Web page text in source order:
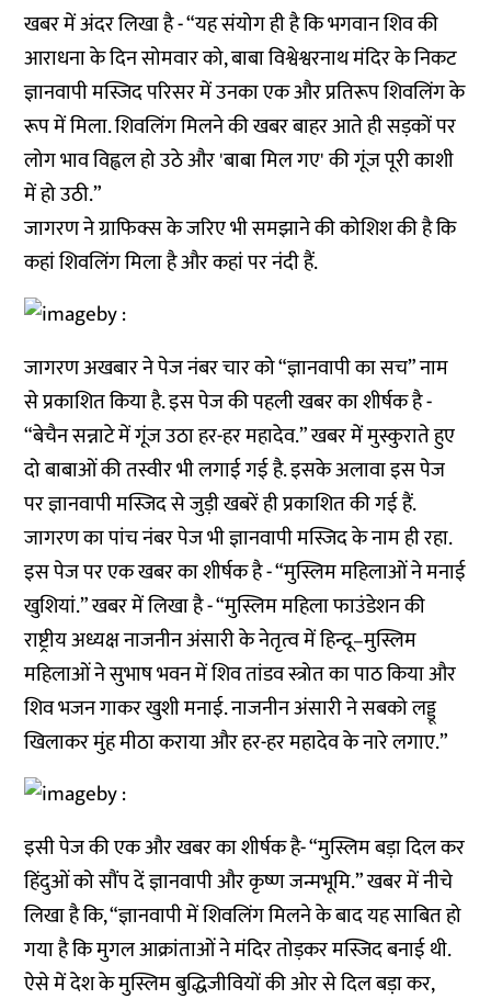
खबर में अंदर लिखा है - “यह संयोग ही है कि भगवान शिव की
आराधना के दिन सोमवार को, बाबा विश्वेश्वरनाथ मंदिर के निकट
ज्ञानवापी मस्जिद परिसर में उनका एक और प्रतिरूप शिवलिंग के
रूप में मिला. शिवलिंग मिलने की खबर बाहर आते ही सड़कों पर
लोग भाव विह्वल हो उठे और 'बाबा मिल गए' की गूंज पूरी काशी
में हो उठी.”
जागरण ने ग्राफिक्स के जरिए भी समझाने की कोशिश की है कि
कहां शिवलिंग मिला है और कहां पर नंदी हैं.
जागरण अखबार ने पेज नंबर चार को “ज्ञानवापी का सच” नाम
से प्रकाशित किया है. इस पेज की पहली खबर का शीर्षक है -
“बेचैन सन्नाटे में गूंज उठा हर-हर महादेव.” खबर में मुस्कुराते हुए
दो बाबाओं की तस्वीर भी लगाई गई है. इसके अलावा इस पेज
पर ज्ञानवापी मस्जिद से जुड़ी खबरें ही प्रकाशित की गई हैं.
जागरण का पांच नंबर पेज भी ज्ञानवापी मस्जिद के नाम ही रहा.
इस पेज पर एक खबर का शीर्षक है - “मुस्लिम महिलाओं ने मनाई
खुशियां.” खबर में लिखा है - “मुस्लिम महिला फाउंडेशन की
राष्ट्रीय अध्यक्ष नाजनीन अंसारी के नेतृत्व में हिन्दू–मुस्लिम
महिलाओं ने सुभाष भवन में शिव तांडव स्त्रोत का पाठ किया और
शिव भजन गाकर खुशी मनाई. नाजनीन अंसारी ने सबको लड्डू
खिलाकर मुंह मीठा कराया और हर-हर महादेव के नारे लगाए.”
इसी पेज की एक और खबर का शीर्षक है- “मुस्लिम बड़ा दिल कर
हिंदुओं को सौंप दें ज्ञानवापी और कृष्ण जन्मभूमि.” खबर में नीचे
लिखा है कि, “ज्ञानवापी में शिवलिंग मिलने के बाद यह साबित हो
गया है कि मुगल आक्रांताओं ने मंदिर तोड़कर मस्जिद बनाई थी.
ऐसे में देश के मुस्लिम बुद्धिजीवियों की ओर से दिल बड़ा कर,